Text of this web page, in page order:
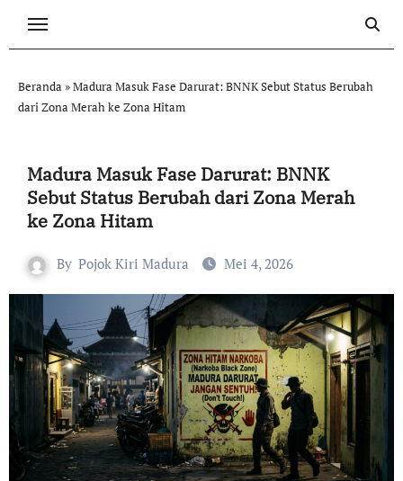
Beranda »Madura Masuk Fase Darurat: BNNK Sebut Status Berubah
dari Zona Merah ke Zona Hitam
Madura Masuk Fase Darurat: BNNK
Sebut Status Berubah dari Zona Merah
ke Zona Hitam
By Pojok Kiri Madura Mei 4, 2026